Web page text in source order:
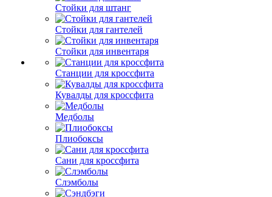
Стойки для штанг
Стойки для гантелей
Стойки для инвентаря
Станции для кроссфита
Кувалды для кроссфита
Медболы
Плиобоксы
Сани для кроссфита
Слэмболы